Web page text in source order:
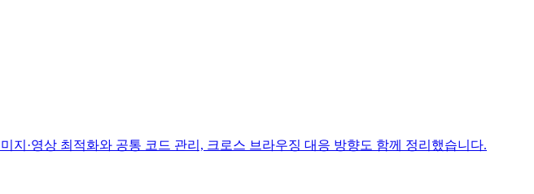
·영상 최적화와 공통 코드 관리, 크로스 브라우징 대응 방향도 함께 정리했습니다.